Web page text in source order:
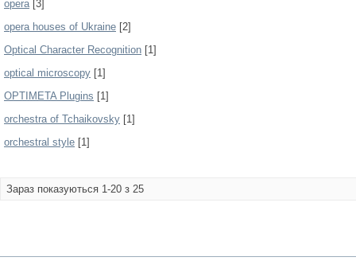
opera[3]
opera houses of Ukraine [2]
Optical Character Recognition [1]
optical microscopy [1]
OPTIMETA Plugins [1]
orchestra of Tchaikovsky [1]
orchestral style [1]
Зараз показуються 1-20 з 25